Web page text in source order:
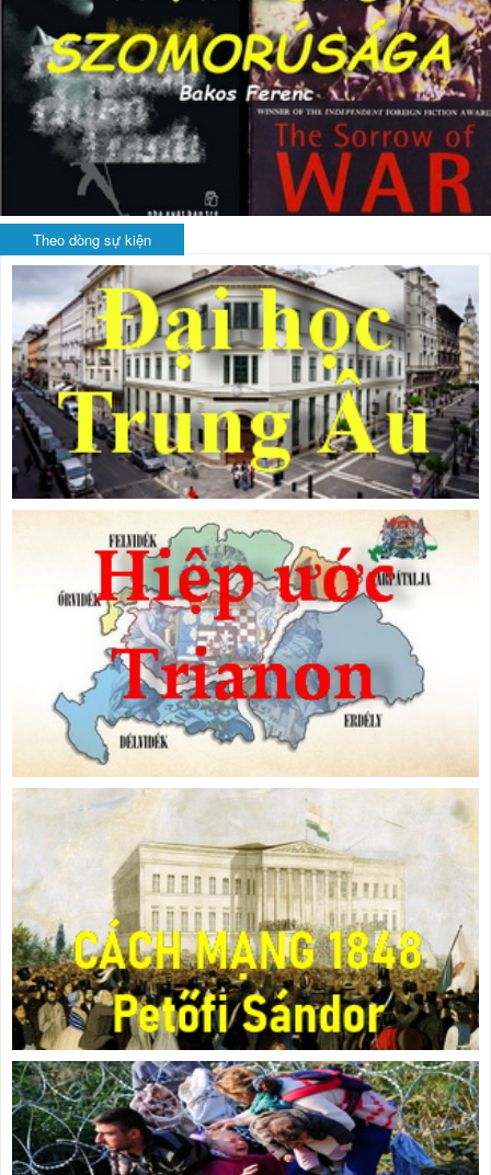
Theo dòng sự kiện